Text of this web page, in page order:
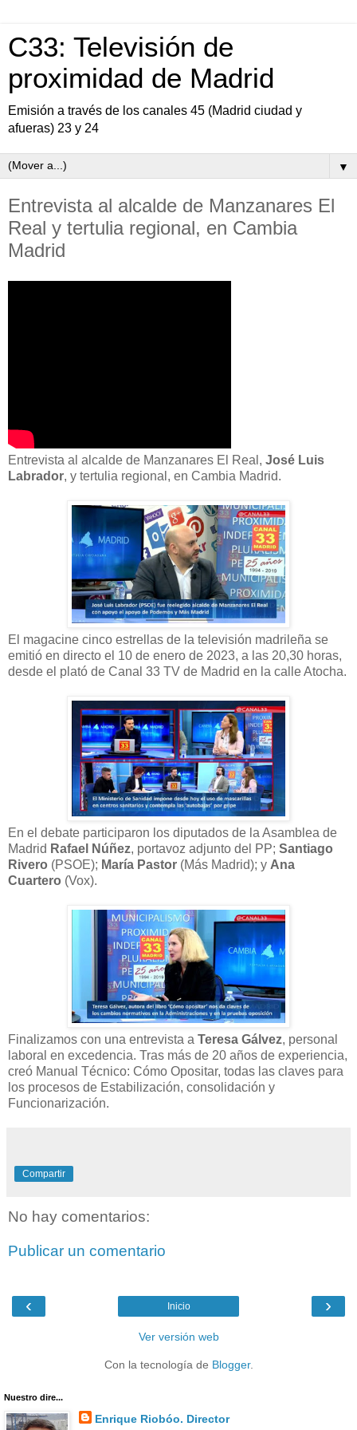
C33: Televisión de
proximidad de Madrid
Emisión a través de los canales 45 (Madrid ciudad y
afueras) 23 y 24
▼
Entrevista al alcalde de Manzanares El
Real y tertulia regional, en Cambia
Madrid
Entrevista al alcalde de Manzanares El Real, José Luis
Labrador, y tertulia regional, en Cambia Madrid.
El magacine cinco estrellas de la televisión madrileña se
emitió en directo el 10 de enero de 2023, a las 20,30 horas,
desde el plató de Canal 33 TV de Madrid en la calle Atocha.
En el debate participaron los diputados de la Asamblea de
Madrid Rafael Núñez, portavoz adjunto del PP; Santiago
Rivero (PSOE); María Pastor (Más Madrid); y Ana
Cuartero (Vox).
Finalizamos con una entrevista a Teresa Gálvez, personal
laboral en excedencia. Tras más de 20 años de experiencia,
creó Manual Técnico: Cómo Opositar, todas las claves para
los procesos de Estabilización, consolidación y
Funcionarización.
Compartir
No hay comentarios:
Publicar un comentario
‹ ›
Inicio
Ver versión web
Con la tecnología de Blogger.
Nuestro dire...
Enrique Riobóo. Director